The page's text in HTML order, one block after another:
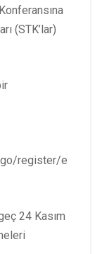
(STK’lar)
register/e
24 Kasım